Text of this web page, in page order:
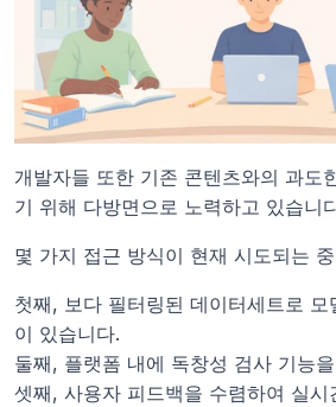
개발자들 또한 기존 콘텐츠와의 과도
기 위해 다방면으로 노력하고 있습니
몇 가지 접근 방식이 현재 시도되는
첫째, 보다 필터링된 데이터세트로 모
이 있습니다.
둘째, 플랫폼 내에 독창성 검사 기능
셋째, 사용자 피드백을 수렴하여 실